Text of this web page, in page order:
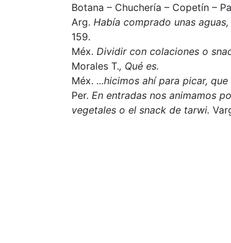
Botana – Chuchería – Copetín –
Arg. Había comprado unas
159.
Méx. Dividir con colaciones o
Morales T., Qué es.
Méx. ...hicimos ahí para picar,
Per. En entradas nos animamos
vegetales o el snack de tarwi.